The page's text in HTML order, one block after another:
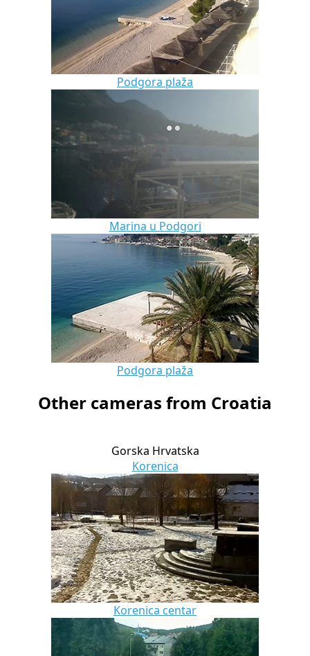
Podgora plaža
Marina u Podgori
Podgora plaža
Other cameras from Croatia
Gorska Hrvatska
Korenica
Korenica centar